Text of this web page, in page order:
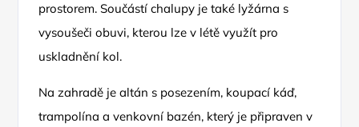
prostorem. Součástí chalupy je také lyžárna s
vysoušeči obuvi, kterou lze v létě využít pro
uskladnění kol.
Na zahradě je altán s posezením, koupací káď,
trampolína a venkovní bazén, který je připraven v